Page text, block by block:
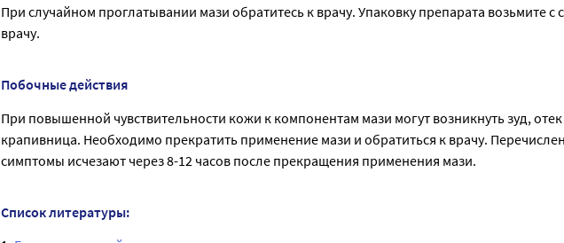
При случайном проглатывании мази обратитесь к врачу. Упаковку препарата возьмите с
врачу.
Побочные действия
При повышенной чувствительности кожи к компонентам мази могут возникнуть зуд,
крапивница. Необходимо прекратить применение мази и обратиться к врачу.
симптомы исчезают через 8-12 часов после прекращения применения мази.
Список литературы: